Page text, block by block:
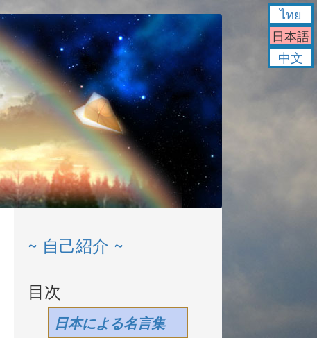
~ 自己紹介 ~
目次
日本による名言集
ไทย
日本語
中文